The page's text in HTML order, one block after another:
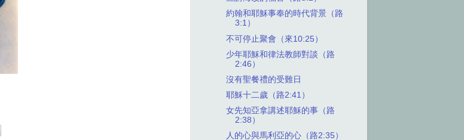
約翰和耶穌事奉的時代背景（路
3:1）
不可停止聚會（來10:25）
少年耶穌和律法教師對談（路
2:46）
沒有聖餐禮的受難日
耶穌十二歲（路2:41）
女先知亞拿講述耶穌的事（路
2:38）
人的心與馬利亞的心（路2:35）